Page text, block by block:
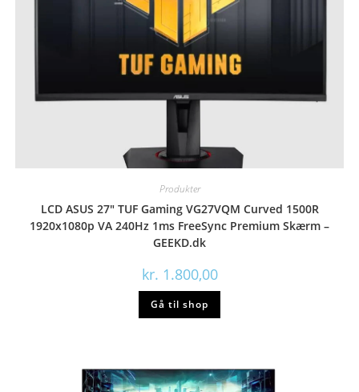
Produkter
LCD ASUS 27″ TUF Gaming VG27VQM Curved 1500R
1920x1080p VA 240Hz 1ms FreeSync Premium Skærm –
GEEKD.dk
kr. 1.800,00
Gå til shop